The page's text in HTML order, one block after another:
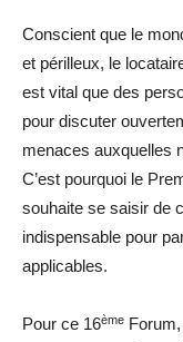
Conscient que le
et périlleux, le
est vital que des
pour discuter
menaces auxquelles
C’est pourquoi le
souhaite se saisir de
indispensable pour
applicables.
Pour ce 16ème